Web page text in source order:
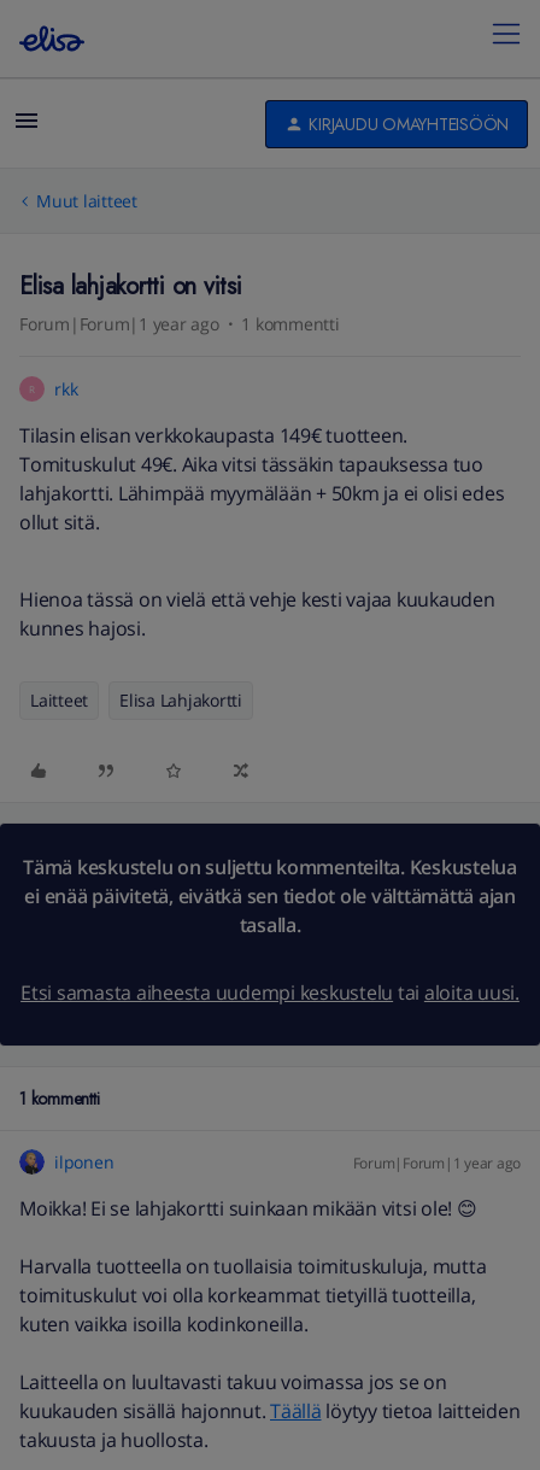
KIRJAUDU OMAYHTEISÖÖN
Muut laitteet
Elisa lahjakortti on vitsi
Forum|Forum|1 year ago 1 kommentti
R rkk
Tilasin elisan verkkokaupasta 149€ tuotteen.
Tomituskulut 49€. Aika vitsi tässäkin tapauksessa tuo
lahjakortti. Lähimpää myymälään + 50km ja ei olisi edes
ollut sitä.
Hienoa tässä on vielä että vehje kesti vajaa kuukauden
kunnes hajosi.
Laitteet Elisa Lahjakortti
Tämä keskustelu on suljettu kommenteilta. Keskustelua
ei enää päivitetä, eivätkä sen tiedot ole välttämättä ajan
tasalla.
Etsi samasta aiheesta uudempi keskustelu tai aloita uusi.
1 kommentti
ilponen Forum|Forum|1 year ago
Moikka! Ei se lahjakortti suinkaan mikään vitsi ole! 😊
Harvalla tuotteella on tuollaisia toimituskuluja, mutta
toimituskulut voi olla korkeammat tietyillä tuotteilla,
kuten vaikka isoilla kodinkoneilla.
Laitteella on luultavasti takuu voimassa jos se on
kuukauden sisällä hajonnut.Täällä löytyy tietoa laitteiden
takuusta ja huollosta.